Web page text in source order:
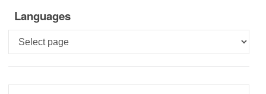
Languages
Languages